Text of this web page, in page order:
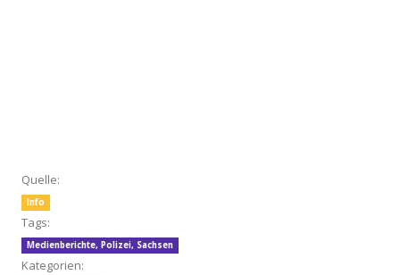
Quelle:
Info
Tags:
Medienberichte, Polizei, Sachsen
Kategorien: